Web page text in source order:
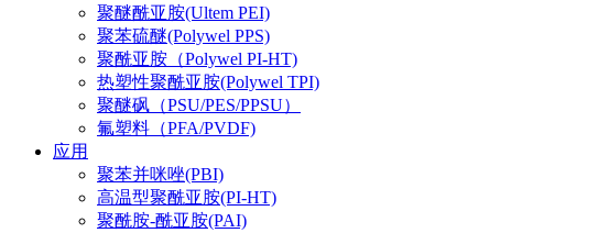
聚醚酰亚胺(Ultem PEI)
聚苯硫醚(Polywel PPS)
聚酰亚胺（Polywel PI-HT)
热塑性聚酰亚胺(Polywel TPI)
聚醚砜（PSU/PES/PPSU）
氟塑料（PFA/PVDF)
应用
聚苯并咪唑(PBI)
高温型聚酰亚胺(PI-HT)
聚酰胺-酰亚胺(PAI)